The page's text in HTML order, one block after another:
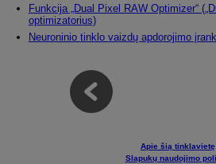
Funkcija „Dual Pixel RAW Optimizer“
optimizatorius)
Neuroninio tinklo vaizdų apdorojimo
Apie šią tinklavietę
Slapukų naudojimo